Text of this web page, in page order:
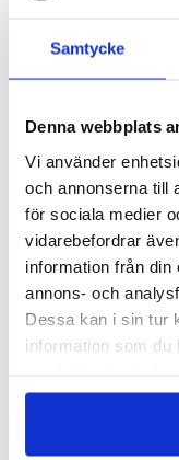
Samtycke
Denna webbplats
Vi använder
och annonserna till
för sociala medier
vidarebefordrar
information från din
annons- och
Dessa kan i sin tur
information som du
READ MORE
ODEKORERAD
Logga in för att se